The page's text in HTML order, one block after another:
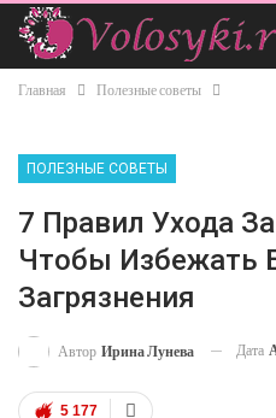
Главная Полезные советы
ПОЛЕЗНЫЕ СОВЕТЫ
7 Правил Ухода
Чтобы Избежать
Загрязнения
Автор Ирина Лунева Дата
5 177